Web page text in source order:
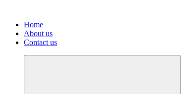
Home
About us
Contact us